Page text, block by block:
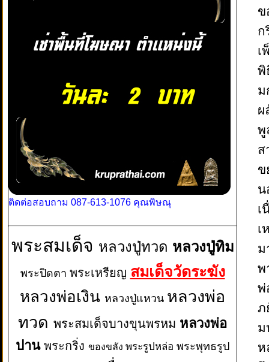
ติดต่อสอบถาม 087-613-1076 คุณพิษณุ
พระสมเด็จ หลวงปู่ทวด หลวงปู่ทิม
พระปิดตา พระเหรียญ สมเด็จวัดระฆัง
หลวงพ่อเงิน หลวงปู่แหวน หลวงพ่อ
ทวด พระสมเด็จบางขุนพรหม หลวงพ่อ
ปาน พระกริ่ง ของขลัง พระรูปหล่อ พระพุทธรูป
ข
ก
เ
พิ
ม
ผ
พู
ส
ข
น
เ
เ
ม
พ
พ่
ภ
ม
ห